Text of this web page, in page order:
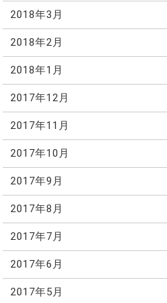
2018年3月
2018年2月
2018年1月
2017年12月
2017年11月
2017年10月
2017年9月
2017年8月
2017年7月
2017年6月
2017年5月